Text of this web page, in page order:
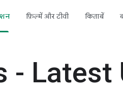
फ़िल्में और टीवी किताबें
- Latest